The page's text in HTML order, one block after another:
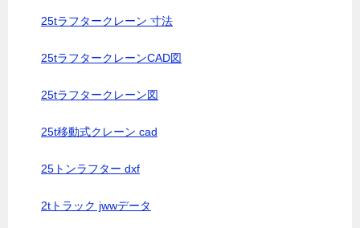
25tラフタークレーン 寸法
25tラフタークレーンCAD図
25tラフタークレーン図
25t移動式クレーン cad
25トンラフター dxf
2tトラック jwwデータ